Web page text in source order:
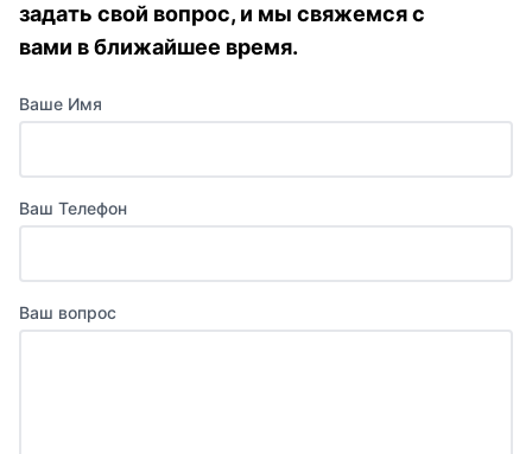
задать свой вопрос, и мы свяжемся с
вами в ближайшее время.
Ваше Имя
Ваш Телефон
Ваш вопрос